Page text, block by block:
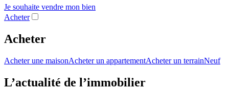
Je souhaite vendre mon bien
Acheter
Acheter
Acheter une maisonAcheter un appartementAcheter un terrainNeuf
L’actualité de l’immobilier